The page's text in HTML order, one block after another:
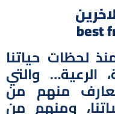
best
لحظات حياتنا
الرعية… والتي
منهم من
ومنهم من